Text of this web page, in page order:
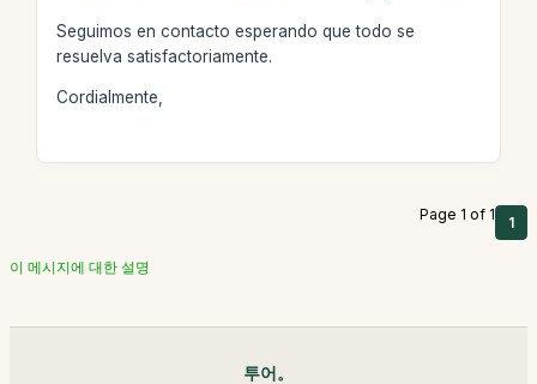
Seguimos en contacto esperando que todo se
resuelva satisfactoriamente.
Cordialmente,
Page 1 of 1 1
이 메시지에 대한 설명
투어。